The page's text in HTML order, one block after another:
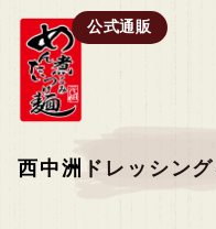
公式通販
西中洲ドレッシン